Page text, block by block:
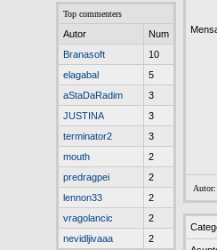
Top commenters
Autor
Num
Branasoft
10
elagabal
5
aStaDaRadim
3
JUSTINA
3
terminator2
3
mouth
2
predragpei
2
lennon33
2
vragolancic
2
nevidljivaaa
2